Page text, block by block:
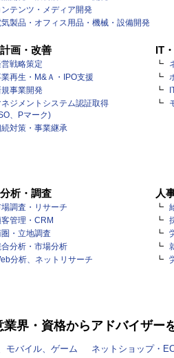
ンテンツ・メディア開発
気製品・オフィス用品・機械・設備開発
画・改善
戦略策定
再生・M&Ａ・IPO支援
事業開発
ネジメントシステム認証取得
、Pマーク)
対策・事業継承
IT
析・調査
調査・リサーチ
管理・CRM
・立地調査
分析・市場分析
分析、ネットリサーチ
人
業界・資格からアドバイザー
モバイル、ゲーム ネットショップ・